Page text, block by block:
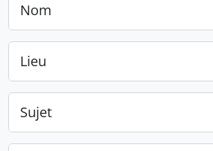
Nom
Lieu
Sujet